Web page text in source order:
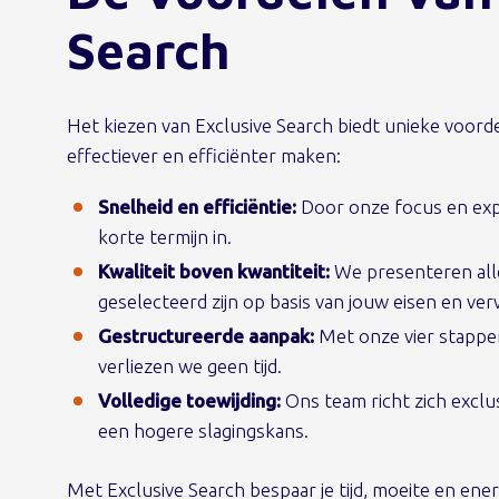
Search
Het kiezen van Exclusive Search biedt unieke
effectiever en efficiënter maken:
Snelheid en efficiëntie: Door onze focus en
korte termijn in.
Kwaliteit boven kwantiteit: We presenteren
geselecteerd zijn op basis van jouw eisen en
Gestructureerde aanpak: Met onze vier
verliezen we geen tijd.
Volledige toewijding: Ons team richt zich
een hogere slagingskans.
Met Exclusive Search bespaar je tijd, moeite en